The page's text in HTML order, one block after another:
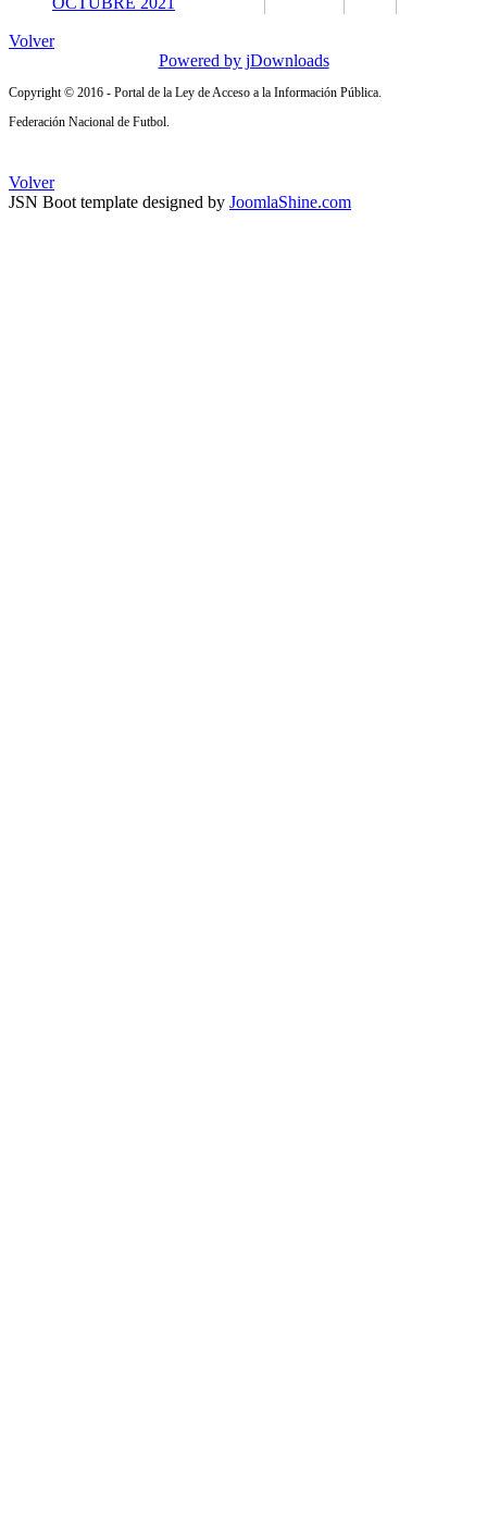
Volver
Powered by jDownloads
Copyright © 2016 - Portal de la Ley de Acceso a la Información Pública.
Federación Nacional de Futbol.
Volver
JSN Boot template designed by JoomlaShine.com